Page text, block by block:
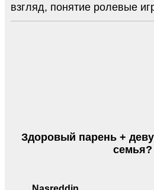
взгляд, понятие ролевые
Здоровый парень +
семья?